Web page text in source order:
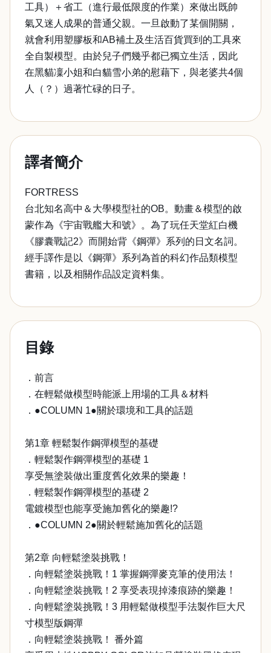
工具）＋省工（進行最低限度的作業）來做出既帥
氣又迷人成果的普通父親。一旦啟動了某個開關，
就會利用塑膠板和AB補土及生活百貨買到的工具來
全自製模型。由於兒子們幾乎都已獨立生活，因此
在黑貓凜小姐和白貓雪小弟的慰藉下，與老婆共4個
人（？）過著忙碌的日子。
譯者簡介
FORTRESS
台北知名高中＆大學模型社的OB。動畫＆模型的啟
蒙作為《宇宙戰艦大和號》。為了玩任天堂紅白機
《膠囊戰記2》而開始背《鋼彈》系列的日文名詞。
經手譯作是以《鋼彈》系列為首的科幻作品類模型
書籍，以及相關作品設定資料集。
目錄
．前言
．在輕鬆做模型時能派上用場的工具＆材料
．●COLUMN 1●關於環境和工具的話題
第1章 輕鬆製作鋼彈模型的基礎
．輕鬆製作鋼彈模型的基礎 1
享受無塗裝做出重度舊化效果的樂趣！
．輕鬆製作鋼彈模型的基礎 2
電鍍模型也能享受施加舊化的樂趣!?
．●COLUMN 2●關於輕鬆施加舊化的話題
第2章 向輕鬆塗裝挑戰！
．向輕鬆塗裝挑戰！1 掌握鋼彈麥克筆的使用法！
．向輕鬆塗裝挑戰！2 享受表現掉漆痕跡的樂趣！
．向輕鬆塗裝挑戰！3 用輕鬆做模型手法製作巨大尺
寸模型版鋼彈
．向輕鬆塗裝挑戰！ 番外篇